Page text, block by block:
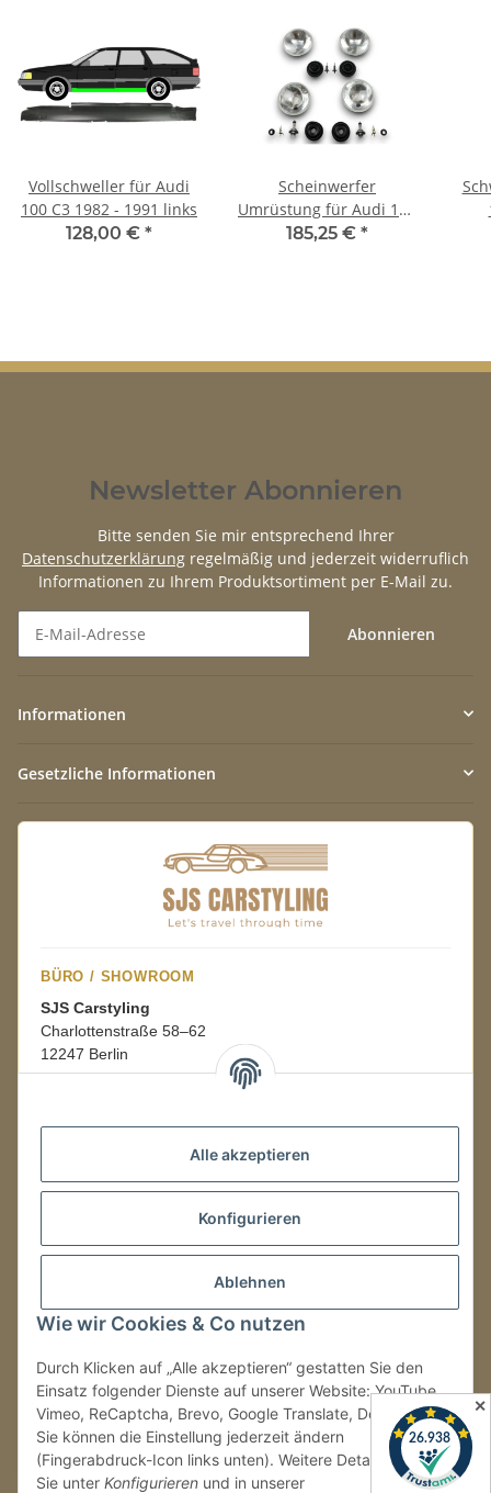
Alle akzeptieren
Konfigurieren
Ablehnen
Wie wir Cookies & Co nutzen
Durch Klicken auf „Alle akzeptieren“ gestatten Sie den
Einsatz folgender Dienste auf unserer Website: YouTube,
Vimeo, ReCaptcha, Brevo, Google Translate, Doofinder.
Sie können die Einstellung jederzeit ändern
(Fingerabdruck-Icon links unten). Weitere Details finden
Sie unter Konfigurieren und in unserer
Vollschweller für Audi
100 C3 1982 - 1991 links
128,00 € *
Scheinwerfer
Umrüstung für Audi 100
US-Modelle auf EU-
185,25 € *
Newsletter Abonnieren
Bitte senden Sie mir entsprechend Ihrer
Datenschutzerklärung regelmäßig und jederzeit widerruflich
Informationen zu Ihrem Produktsortiment per E-Mail zu.
Abonnieren
Informationen
Gesetzliche Informationen
BÜRO / SHOWROOM
SJS Carstyling
Charlottenstraße 58–62
12247 Berlin
08:00–16:00 Uhr
LAGER / RETOUREN
Packmonster Fulfillment
SJS Carstyling Lager
Retouren ausschließlich an diese Adresse.
Tel.:+49 (0) 30 36417228
E-Mail:info@sjs-carstyling.com
✕